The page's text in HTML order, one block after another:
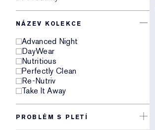
NÁZEV KOLEKCE
Advanced Night
DayWear
Nutritious
Perfectly Clean
Re-Nutriv
Take It Away
PROBLÉM S PLETÍ